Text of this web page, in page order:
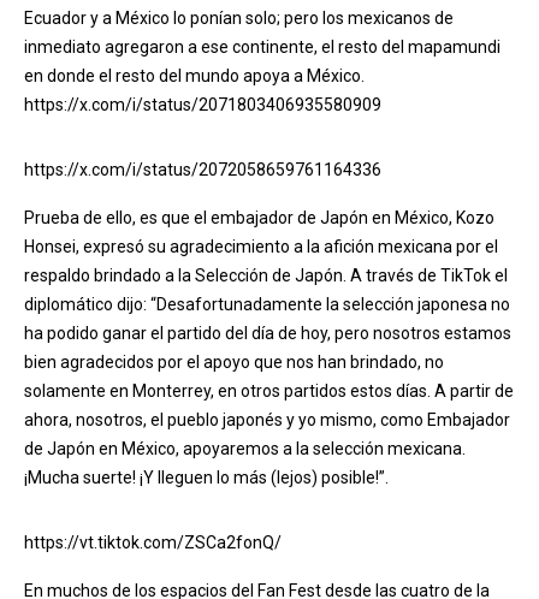
Ecuador y a México lo ponían solo; pero los mexicanos de
inmediato agregaron a ese continente, el resto del mapamundi
en donde el resto del mundo apoya a México.
https://x.com/i/status/2071803406935580909
https://x.com/i/status/2072058659761164336
Prueba de ello, es que el embajador de Japón en México, Kozo
Honsei, expresó su agradecimiento a la afición mexicana por el
respaldo brindado a la Selección de Japón. A través de TikTok el
diplomático dijo: “Desafortunadamente la selección japonesa no
ha podido ganar el partido del día de hoy, pero nosotros estamos
bien agradecidos por el apoyo que nos han brindado, no
solamente en Monterrey, en otros partidos estos días. A partir de
ahora, nosotros, el pueblo japonés y yo mismo, como Embajador
de Japón en México, apoyaremos a la selección mexicana.
¡Mucha suerte! ¡Y lleguen lo más (lejos) posible!”.
https://vt.tiktok.com/ZSCa2fonQ/
En muchos de los espacios del Fan Fest desde las cuatro de la